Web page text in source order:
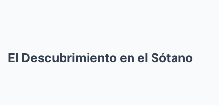
El Descubrimiento en el Sótano